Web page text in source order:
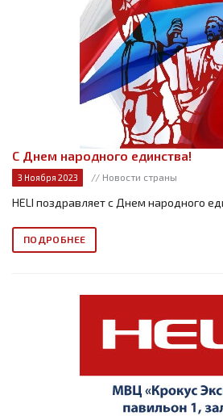
С Днем народного единства!
3 Ноября 2023 // Новости страны
HELI поздравляет с Днем народного
ПОДРОБНЕЕ